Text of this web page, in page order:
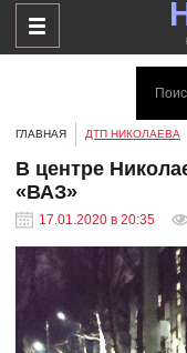
ГЛАВНАЯ ДТП НИКОЛАЕВА
В центре
«ВАЗ»
17.01.2020 в 20:35